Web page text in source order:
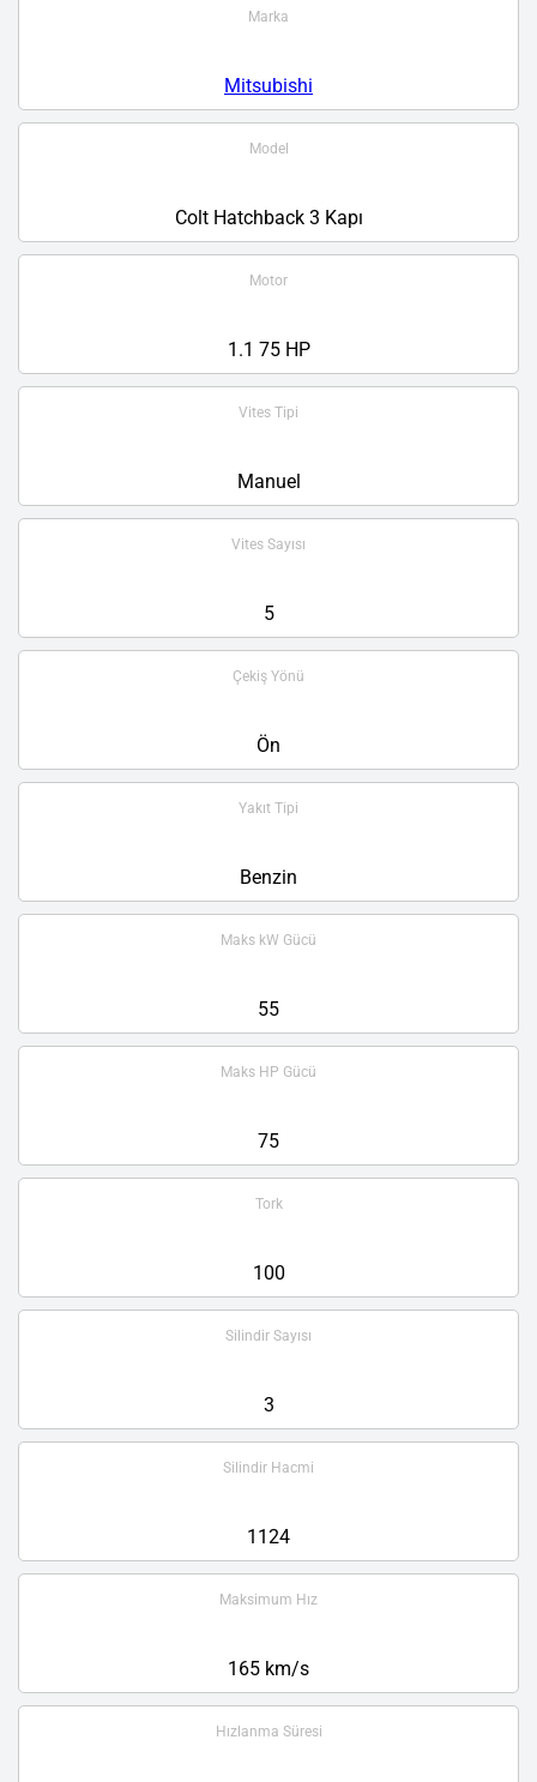
Marka
Mitsubishi
Model
Colt Hatchback 3 Kapı
Motor
1.1 75 HP
Vites Tipi
Manuel
Vites Sayısı
5
Çekiş Yönü
Ön
Yakıt Tipi
Benzin
Maks kW Gücü
55
Maks HP Gücü
75
Tork
100
Silindir Sayısı
3
Silindir Hacmi
1124
Maksimum Hız
165 km/s
Hızlanma Süresi